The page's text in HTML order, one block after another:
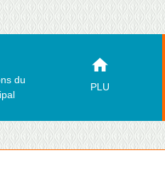
du
home
PLU